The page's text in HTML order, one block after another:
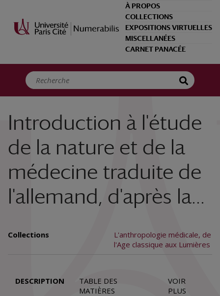
À PROPOS
COLLECTIONS
EXPOSITIONS VIRTUELLES
MISCELLANÉES
CARNET PANACÉE
Introduction à l'étude
de la nature et de la
médecine traduite de
l'allemand, d'après la...
Collections
L'anthropologie médicale, de
l'Age classique aux Lumières
DESCRIPTION
TABLE DES
MATIÈRES
VOIR
PLUS